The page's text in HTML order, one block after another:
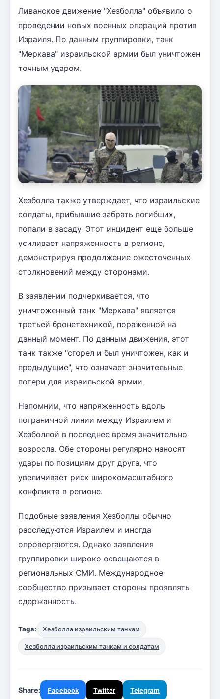
Ливанское движение "Хезболла" объявило о
проведении новых военных операций против
Израиля. По данным группировки, танк
"Меркава" израильской армии был уничтожен
точным ударом.
Хезболла также утверждает, что израильские
солдаты, прибывшие забрать погибших,
попали в засаду. Этот инцидент еще больше
усиливает напряженность в регионе,
демонстрируя продолжение ожесточенных
столкновений между сторонами.
В заявлении подчеркивается, что
уничтоженный танк "Меркава" является
третьей бронетехникой, пораженной на
данный момент. По данным движения, этот
танк также "сгорел и был уничтожен, как и
предыдущие", что означает значительные
потери для израильской армии.
Напомним, что напряженность вдоль
пограничной линии между Израилем и
Хезболлой в последнее время значительно
возросла. Обе стороны регулярно наносят
удары по позициям друг друга, что
увеличивает риск широкомасштабного
конфликта в регионе.
Подобные заявления Хезболлы обычно
расследуются Израилем и иногда
опровергаются. Однако заявления
группировки широко освещаются в
региональных СМИ. Международное
сообщество призывает стороны проявлять
сдержанность.
Tags: Хезболла израильским танкам
Хезболла израильским танкам и солдатам
Share: Facebook Twitter Telegram